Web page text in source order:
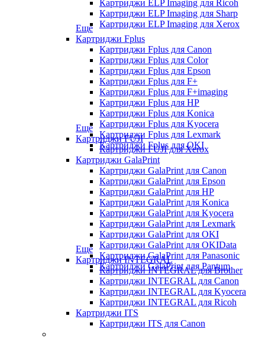
Картриджи ELP Imaging для Ricoh
Картриджи ELP Imaging для Sharp
Картриджи ELP Imaging для Xerox
Еще
Картриджи Fplus
Картриджи Fplus для Canon
Картриджи Fplus для Color
Картриджи Fplus для Epson
Картриджи Fplus для F+
Картриджи Fplus для F+imaging
Картриджи Fplus для HP
Картриджи Fplus для Konica
Картриджи Fplus для Kyocera
Картриджи Fplus для Lexmark
Картриджи Fplus для OKI
Еще
Картриджи FUJI
Картриджи FUJI для Xerox
Картриджи GalaPrint
Картриджи GalaPrint для Canon
Картриджи GalaPrint для Epson
Картриджи GalaPrint для HP
Картриджи GalaPrint для Konica
Картриджи GalaPrint для Kyocera
Картриджи GalaPrint для Lexmark
Картриджи GalaPrint для OKI
Картриджи GalaPrint для OKIData
Картриджи GalaPrint для Panasonic
Картриджи GalaPrint для Pantum
Еще
Картриджи INTEGRAL
Картриджи INTEGRAL для Brother
Картриджи INTEGRAL для Canon
Картриджи INTEGRAL для Kyocera
Картриджи INTEGRAL для Ricoh
Картриджи ITS
Картриджи ITS для Canon